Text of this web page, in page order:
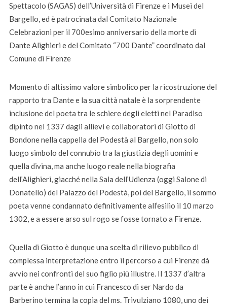
Spettacolo (SAGAS) dell’Università di Firenze e i Musei del
Bargello, ed è patrocinata dal Comitato Nazionale
Celebrazioni per il 700esimo anniversario della morte di
Dante Alighieri e del Comitato “700 Dante” coordinato dal
Comune di Firenze
Momento di altissimo valore simbolico per la ricostruzione del
rapporto tra Dante e la sua città natale è la sorprendente
inclusione del poeta tra le schiere degli eletti nel Paradiso
dipinto nel 1337 dagli allievi e collaboratori di Giotto di
Bondone nella cappella del Podestà al Bargello, non solo
luogo simbolo del connubio tra la giustizia degli uomini e
quella divina, ma anche luogo reale nella biografia
dell’Alighieri, giacché nella Sala dell’Udienza (oggi Salone di
Donatello) del Palazzo del Podestà, poi del Bargello, il sommo
poeta venne condannato definitivamente all’esilio il 10 marzo
1302, e a essere arso sul rogo se fosse tornato a Firenze.
Quella di Giotto è dunque una scelta di rilievo pubblico di
complessa interpretazione entro il percorso a cui Firenze dà
avvio nei confronti del suo figlio più illustre. Il 1337 d’altra
parte è anche l’anno in cui Francesco di ser Nardo da
Barberino termina la copia del ms. Trivulziano 1080, uno dei